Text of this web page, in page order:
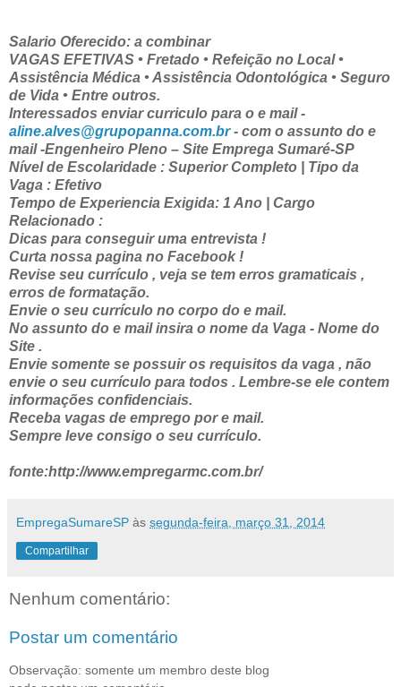
Salario Oferecido: a combinar
VAGAS EFETIVAS • Fretado • Refeição no Local •
Assistência Médica • Assistência Odontológica • Seguro
de Vida • Entre outros.
Interessados enviar curriculo para o e mail -
aline.alves@grupopanna.com.br- com o assunto do e
mail -Engenheiro Pleno – Site Emprega Sumaré-SP
Nível de Escolaridade : Superior Completo | Tipo da
Vaga : Efetivo
Tempo de Experiencia Exigida: 1 Ano | Cargo
Relacionado :
Dicas para conseguir uma entrevista !
Curta nossa pagina no Facebook !
Revise seu currículo , veja se tem erros gramaticais ,
erros de formatação.
Envie o seu currículo no corpo do e mail.
No assunto do e mail insira o nome da Vaga - Nome do
Site .
Envie somente se possuir os requisitos da vaga , não
envie o seu currículo para todos . Lembre-se ele contem
informações confidenciais.
Receba vagas de emprego por e mail.
Sempre leve consigo o seu currículo.
fonte:http://www.empregarmc.com.br/
EmpregaSumareSP às segunda-feira, março 31, 2014
Compartilhar
Nenhum comentário:
Postar um comentário
Observação: somente um membro deste blog